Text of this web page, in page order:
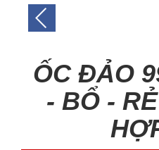
ỐC ĐẢO
- BỔ -